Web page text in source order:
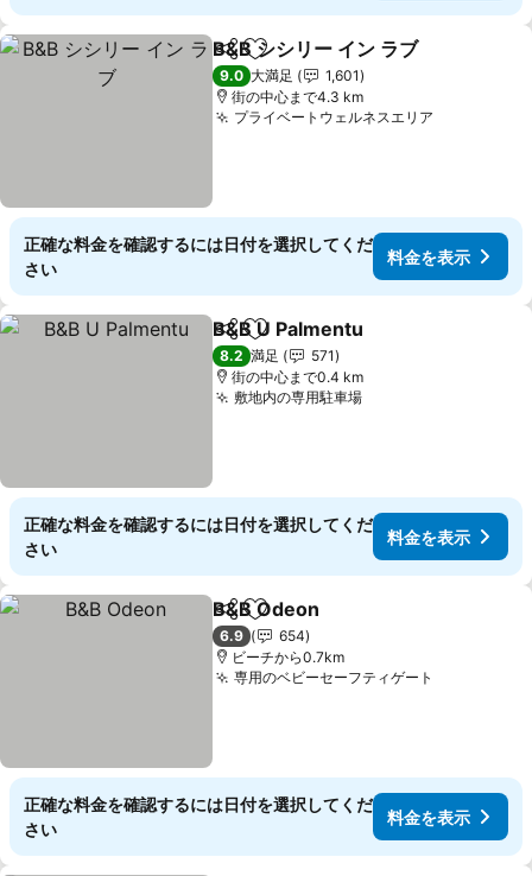
シェアお気に入りに追加
B&B シシリー イン ラブ
9.0 大満足
1,601
街の中心まで4.3 km
プライベートウェルネスエリア
正確な料金を確認するには日付を選択してくだ
さい
料金を表示
シェアお気に入りに追加
B&B U Palmentu
8.2 満足
571
街の中心まで0.4 km
敷地内の専用駐車場料金を表示
正確な料金を確認するには日付を選択してくだ
さい
料金を表示
シェアお気に入りに追加
B&B Odeon
6.9
654
ビーチから0.7km
専用のベビーセーフティゲート
正確な料金を確認するには日付を選択してくだ
さい
料金を表示